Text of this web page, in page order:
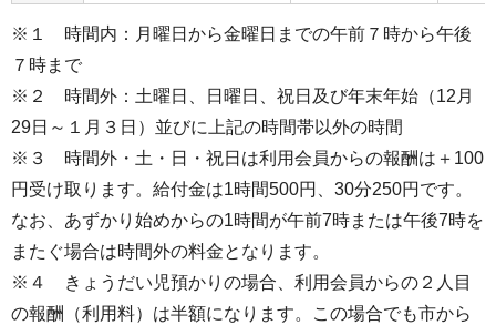
※１ 時間内：月曜日から金曜日までの午前７時から午後
７時まで
※２ 時間外：土曜日、日曜日、祝日及び年末年始（12月
29日～１月３日）並びに上記の時間帯以外の時間
※３ 時間外・土・日・祝日は利用会員からの報酬は＋100
円受け取ります。給付金は1時間500円、30分250円です。
なお、あずかり始めからの1時間が午前7時または午後7時を
またぐ場合は時間外の料金となります。
※４ きょうだい児預かりの場合、利用会員からの２人目
の報酬（利用料）は半額になります。この場合でも市から